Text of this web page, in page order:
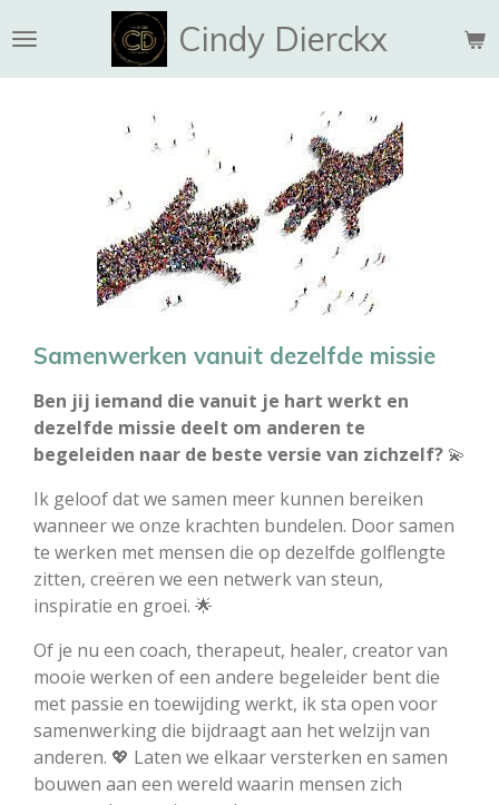
direct
naar
Cindy Dierckx
Samenwerken vanuit dezelfde missie
Ben jij iemand die vanuit je hart werkt en
dezelfde missie deelt om anderen te
begeleiden naar de beste versie van zichzelf? 💫
Ik geloof dat we samen meer kunnen bereiken
wanneer we onze krachten bundelen. Door samen
te werken met mensen die op dezelfde golflengte
zitten, creëren we een netwerk van steun,
inspiratie en groei. 🌟
Of je nu een coach, therapeut, healer, creator van
mooie werken of een andere begeleider bent die
met passie en toewijding werkt, ik sta open voor
samenwerking die bijdraagt aan het welzijn van
anderen. 💖 Laten we elkaar versterken en samen
bouwen aan een wereld waarin mensen zich